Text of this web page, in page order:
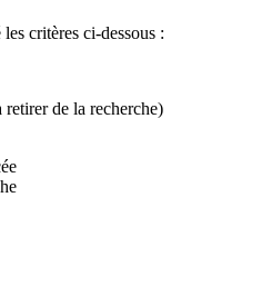
critères ci-dessous :
de la recherche)